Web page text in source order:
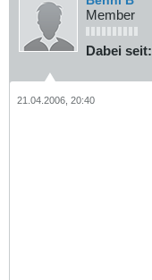
Member
Dabei seit:
21.04.2006, 20:40